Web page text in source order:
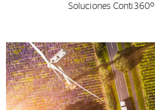
Soluciones Conti360º